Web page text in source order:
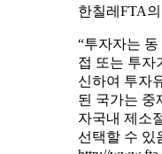
한칠레FTA
“투자자는
접 또는 투자
신하여 투자
된 국가는 중
자국내 제소
선택할 수 있